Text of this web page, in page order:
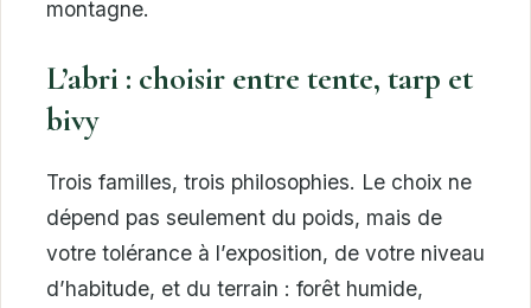
montagne.
L’abri : choisir entre tente, tarp et
bivy
Trois familles, trois philosophies. Le choix ne
dépend pas seulement du poids, mais de
votre tolérance à l’exposition, de votre niveau
d’habitude, et du terrain : forêt humide,